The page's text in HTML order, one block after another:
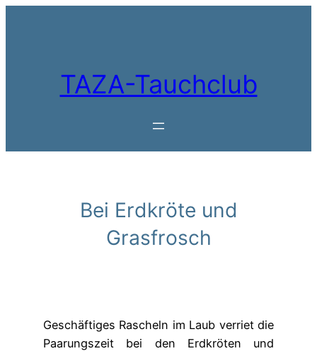
TAZA-Tauchclub
Bei Erdkröte und
Grasfrosch
Geschäftiges Rascheln im Laub verriet die
Paarungszeit bei den Erdkröten und